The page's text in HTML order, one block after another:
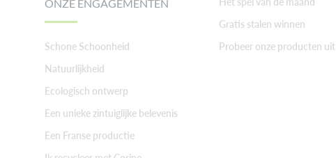
ONZE ENGAGEMENTEN
Schone Schoonheid
Natuurlijkheid
Ecologisch ontwerp
Een unieke zintuiglijke belevenis
Een Franse productie
Gratis stalen winnen
Probeer onze producten uit